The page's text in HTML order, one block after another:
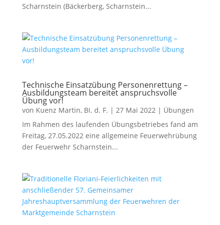
Scharnstein (Bäckerberg, Scharnstein...
Technische Einsatzübung Personenrettung –
Ausbildungsteam bereitet anspruchsvolle
Übung vor!
von Kuenz Martin, BI. d. F. | 27 Mai 2022| Übungen
Im Rahmen des laufenden Übungsbetriebes fand am
Freitag, 27.05.2022 eine allgemeine Feuerwehrübung
der Feuerwehr Scharnstein...